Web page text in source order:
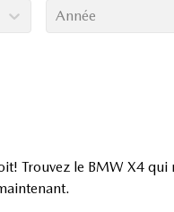
Année
Trouvez le BMW X4 qui